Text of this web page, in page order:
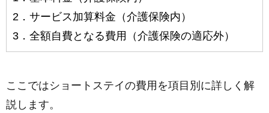
2．サービス加算料金（介護保険内）
3．全額自費となる費用（介護保険の適応外）
ここではショートステイの費用を項目別に詳しく解
説します。